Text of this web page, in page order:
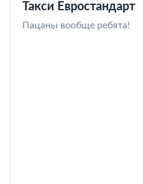
Такси Евростандарт
Пацаны вообще ребята!